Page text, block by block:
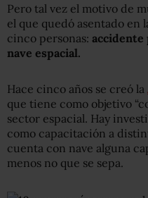
Pero tal vez el motivo de
el que quedó asentado en
cinco personas: accidente
nave espacial.
Hace cinco años se creó la
que tiene como objetivo
sector espacial. Hay
como capacitación a
cuenta con nave alguna
menos no que se sepa.